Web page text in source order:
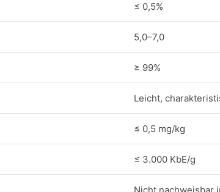
≤ 0,5%
5,0–7,0
≥ 99%
Leicht,
≤ 0,5 mg/kg
≤ 3.000 KbE/g